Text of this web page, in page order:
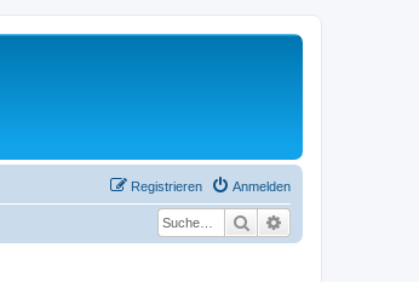
Anmelden
Registrieren
Suche